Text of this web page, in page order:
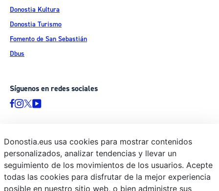
Donostia Kultura
Donostia Turismo
Fomento de San Sebastián
Dbus
Síguenos en redes sociales
© Donostiako Udala - Ayuntamiento de Donostia / San Sebastián
Ijentea 1, 20003 Donostia / San Sebastián
Aviso legal
Política de privacidad
Donostia.eus usa cookies para mostrar contenidos
personalizados, analizar tendencias y llevar un
seguimiento de los movimientos de los usuarios. Acepte
todas las cookies para disfrutar de la mejor experiencia
posible en nuestro sitio web, o bien administre sus